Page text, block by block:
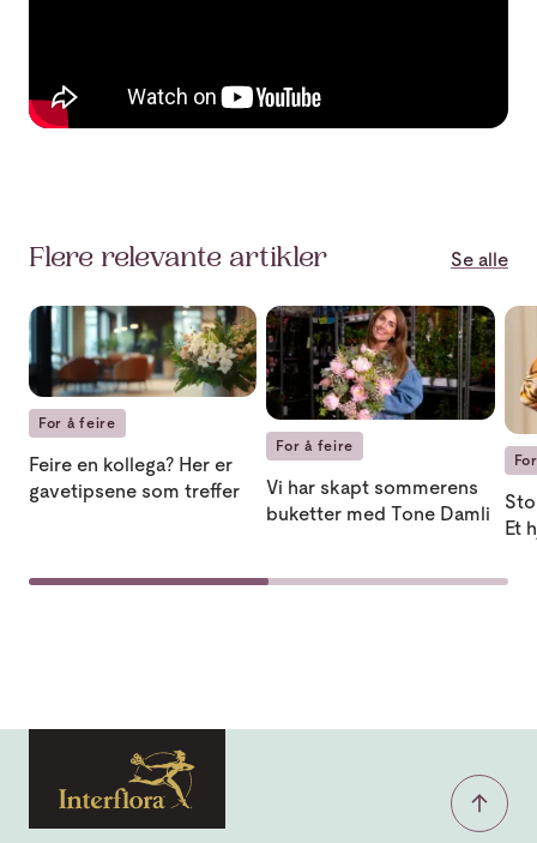
Flere relevante artikler Se alle
Feire en kollega? Her er gavetipsene som treffer
For å feire
Feire en kollega? Her er
gavetipsene som treffer
Vi har skapt sommerens
For å feire
Vi har skapt sommerens
buketter med Tone Damli
Et